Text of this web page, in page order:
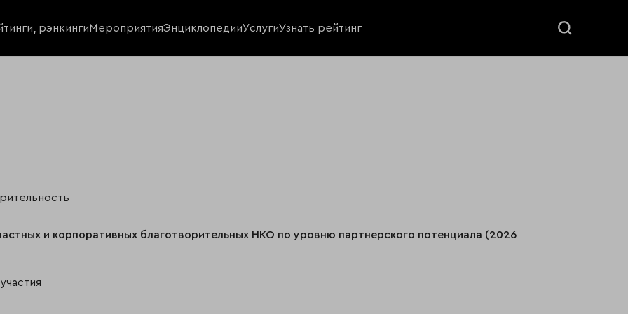
рэнкингиМероприятияЭнциклопедииУслугиУзнать рейтинг
и корпоративных благотворительных НКО по уровню партнерского потенциала (2026